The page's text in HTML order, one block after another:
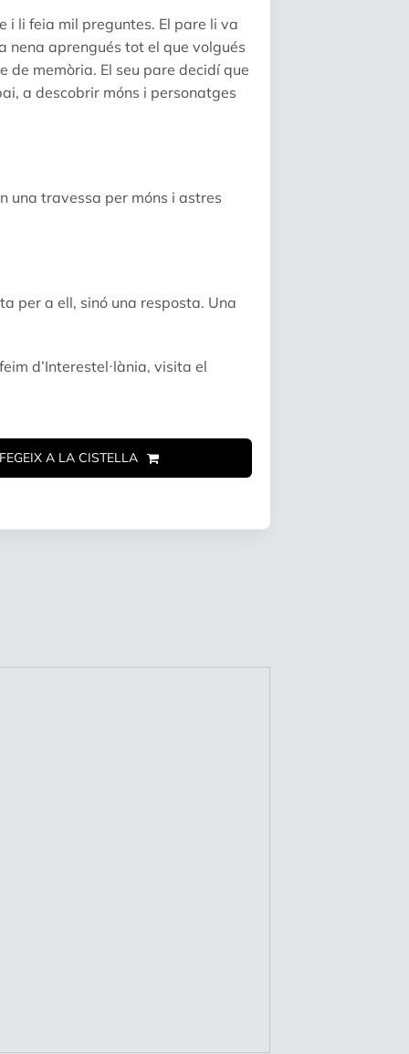
i li feia mil preguntes. El pare li va
nena aprengués tot el que volgués
de memòria. El seu pare decidí que
a descobrir móns i personatges
una travessa per móns i astres
per a ell, sinó una resposta. Una
d’Interestel·lània, visita el
A LA CISTELLA